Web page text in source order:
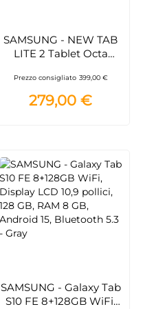
SAMSUNG - NEW TAB
LITE 2 Tablet Octa
Prezzo consigliato 399,00 €
279,00 €
SAMSUNG - Galaxy Tab
S10 FE 8+128GB WiFi,